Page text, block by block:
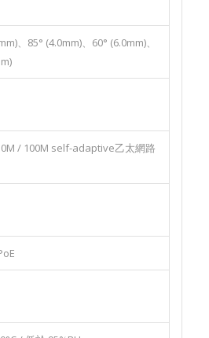
、85° (4.0mm)、60° (6.0mm)、
/ 100M self-adaptive乙太網路